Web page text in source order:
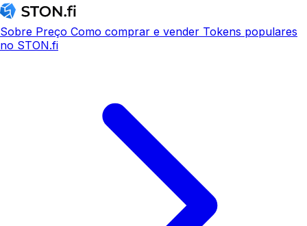
Sobre Preço Como comprar e vender Tokens populares
no STON.fi